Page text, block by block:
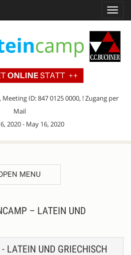
, Meeting ID: 847 0125 0000, ! Zugang per
Mail
2020 - May 16, 2020
MENU
– LATEIN UND
LATEIN UND GRIECHISCH